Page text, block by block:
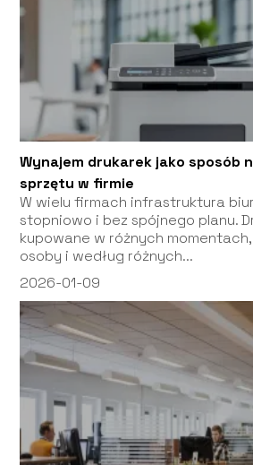
Wynajem drukarek jako sposób
sprzętu w firmie
W wielu firmach infrastruktura
stopniowo i bez spójnego planu.
kupowane w różnych
osoby i według różnych...
2026-01-09